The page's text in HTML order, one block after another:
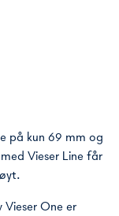
på kun 69 mm og
Vieser Line får
Vieser One er